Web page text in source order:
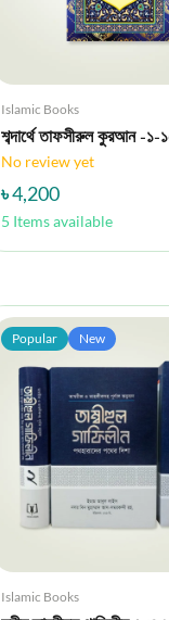
Islamic Books
শব্দার্থে তাফসীরুল কুরআন -১-
No review yet
৳ 4,200
5 Items available
Popular New
Islamic Books